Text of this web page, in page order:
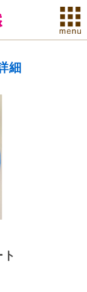
細